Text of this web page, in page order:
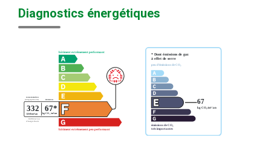
Diagnostics énergétiques